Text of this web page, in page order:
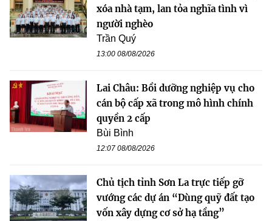
xóa nhà tạm, lan tỏa nghĩa tình vì
người nghèo
Trần Quý
13:00 08/08/2026
Lai Châu: Bồi dưỡng nghiệp vụ cho
cán bộ cấp xã trong mô hình chính
quyền 2 cấp
Bùi Bình
12:07 08/08/2026
Chủ tịch tỉnh Sơn La trực tiếp gỡ
vướng các dự án “Dùng quỹ đất tạo
vốn xây dựng cơ sở hạ tầng”